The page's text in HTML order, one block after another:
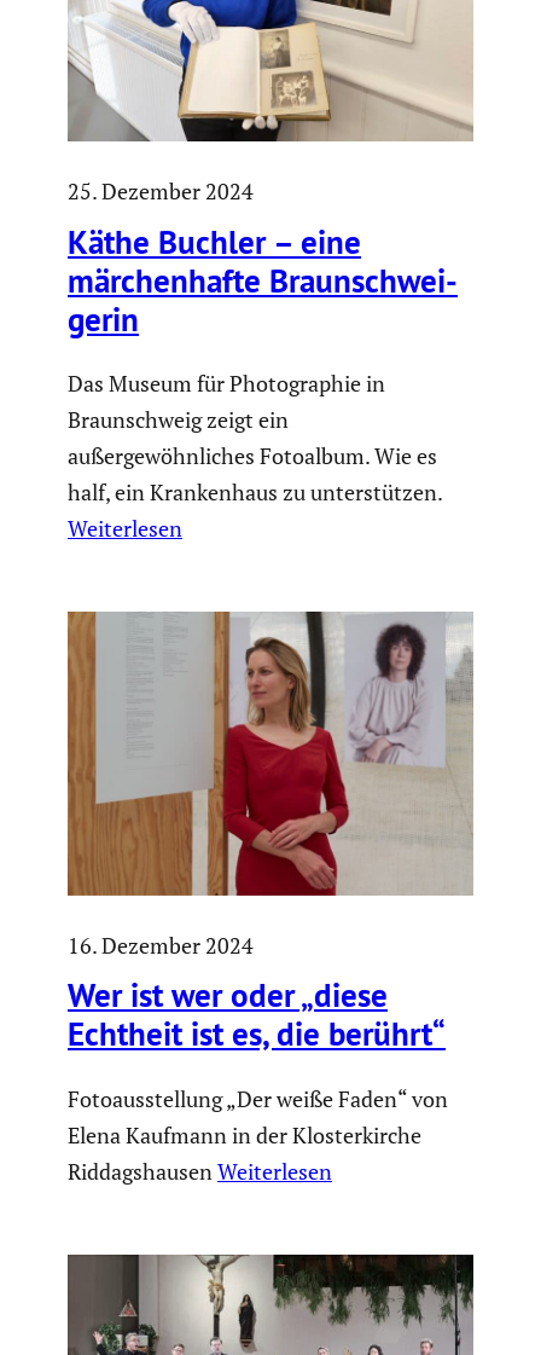
25. Dezember 2024
Käthe Buchler – eine
märchen­hafte Braun­schwei­
gerin
Das Museum für Photographie in
Braunschweig zeigt ein
außergewöhnliches Fotoalbum. Wie es
half, ein Krankenhaus zu unterstützen.
Weiterlesen
16. Dezember 2024
Wer ist wer oder „diese
Echtheit ist es, die berührt“
Fotoausstellung „Der weiße Faden“ von
Elena Kaufmann in der Klosterkirche
RiddagshausenWeiterlesen